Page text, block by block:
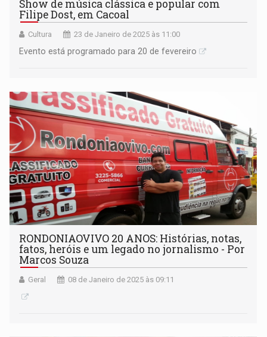
Show de música clássica e popular com
Filipe Dost, em Cacoal
Cultura 23 de Janeiro de 2025 às 11:00
Evento está programado para 20 de fevereiro
RONDONIAOVIVO 20 ANOS: Histórias, notas,
fatos, heróis e um legado no jornalismo - Por
Marcos Souza
Geral 08 de Janeiro de 2025 às 09:11